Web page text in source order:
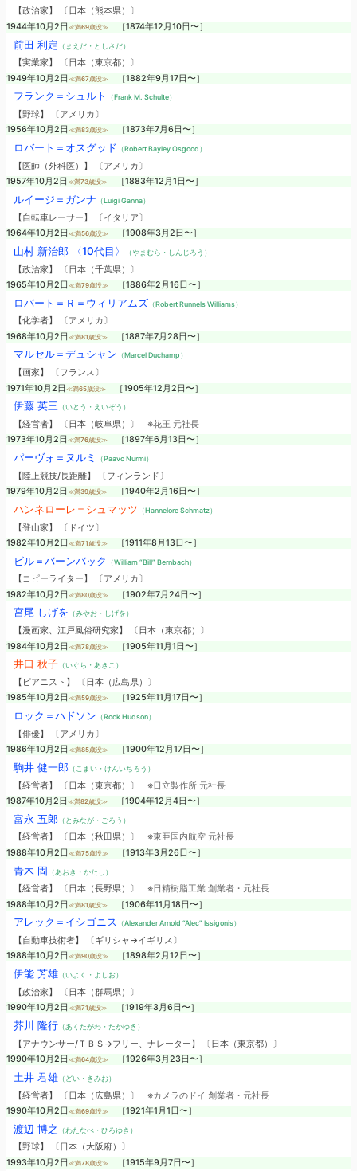
【政治家】 〔日本（熊本県）〕
1944年10月2日 ≪満69歳没≫ ［1874年12月10日〜］
前田 利定 （まえだ・としさだ）
【実業家】 〔日本（東京都）〕
1949年10月2日 ≪満67歳没≫ ［1882年9月17日〜］
フランク＝シュルト （Frank M. Schulte）
【野球】 〔アメリカ〕
1956年10月2日 ≪満83歳没≫ ［1873年7月6日〜］
ロバート＝オスグッド （Robert Bayley Osgood）
【医師（外科医）】 〔アメリカ〕
1957年10月2日 ≪満73歳没≫ ［1883年12月1日〜］
ルイージ＝ガンナ （Luigi Ganna）
【自転車レーサー】 〔イタリア〕
1964年10月2日 ≪満56歳没≫ ［1908年3月2日〜］
山村 新治郎 〈10代目〉 （やまむら・しんじろう）
【政治家】 〔日本（千葉県）〕
1965年10月2日 ≪満79歳没≫ ［1886年2月16日〜］
ロバート＝Ｒ＝ウィリアムズ （Robert Runnels Williams）
【化学者】 〔アメリカ〕
1968年10月2日 ≪満81歳没≫ ［1887年7月28日〜］
マルセル＝デュシャン （Marcel Duchamp）
【画家】 〔フランス〕
1971年10月2日 ≪満65歳没≫ ［1905年12月2日〜］
伊藤 英三 （いとう・えいぞう）
【経営者】 〔日本（岐阜県）〕 ※花王 元社長
1973年10月2日 ≪満76歳没≫ ［1897年6月13日〜］
パーヴォ＝ヌルミ （Paavo Nurmi）
【陸上競技/長距離】 〔フィンランド〕
1979年10月2日 ≪満39歳没≫ ［1940年2月16日〜］
ハンネローレ＝シュマッツ （Hannelore Schmatz）
【登山家】 〔ドイツ〕
1982年10月2日 ≪満71歳没≫ ［1911年8月13日〜］
ビル＝バーンバック （William “Bill” Bernbach）
【コピーライター】 〔アメリカ〕
1982年10月2日 ≪満80歳没≫ ［1902年7月24日〜］
宮尾 しげを （みやお・しげを）
【漫画家、江戸風俗研究家】 〔日本（東京都）〕
1984年10月2日 ≪満78歳没≫ ［1905年11月1日〜］
井口 秋子（いぐち・あきこ）
【ピアニスト】 〔日本（広島県）〕
1985年10月2日 ≪満59歳没≫ ［1925年11月17日〜］
ロック＝ハドソン （Rock Hudson）
【俳優】 〔アメリカ〕
1986年10月2日 ≪満85歳没≫ ［1900年12月17日〜］
駒井 健一郎（こまい・けんいちろう）
【経営者】 〔日本（東京都）〕 ※日立製作所 元社長
1987年10月2日 ≪満82歳没≫ ［1904年12月4日〜］
富永 五郎（とみなが・ごろう）
【経営者】 〔日本（秋田県）〕 ※東亜国内航空 元社長
1988年10月2日 ≪満75歳没≫ ［1913年3月26日〜］
青木 固 （あおき・かたし）
【経営者】 〔日本（長野県）〕 ※日精樹脂工業 創業者・元社長
1988年10月2日 ≪満81歳没≫ ［1906年11月18日〜］
アレック＝イシゴニス （Alexander Arnold “Alec” Issigonis）
【自動車技術者】 〔ギリシャ→イギリス〕
1988年10月2日 ≪満90歳没≫ ［1898年2月12日〜］
伊能 芳雄（いよく・よしお）
【政治家】 〔日本（群馬県）〕
1990年10月2日 ≪満71歳没≫ ［1919年3月6日〜］
芥川 隆行（あくたがわ・たかゆき）
【アナウンサー/ＴＢＳ→フリー、ナレーター】 〔日本（東京都）〕
1990年10月2日 ≪満64歳没≫ ［1926年3月23日〜］
土井 君雄（どい・きみお）
【経営者】 〔日本（広島県）〕 ※カメラのドイ 創業者・元社長
1990年10月2日 ≪満69歳没≫ ［1921年1月1日〜］
渡辺 博之 （わたなべ・ひろゆき）
【野球】 〔日本（大阪府）〕
1993年10月2日 ≪満78歳没≫ ［1915年9月7日〜］